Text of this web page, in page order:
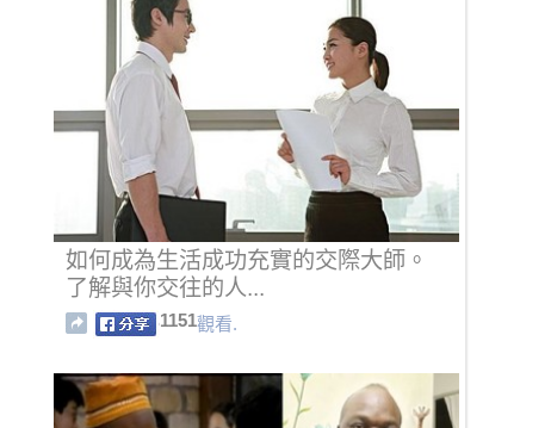
如何成為生活成功充實的交際大師。
了解與你交往的人...
1151觀看.